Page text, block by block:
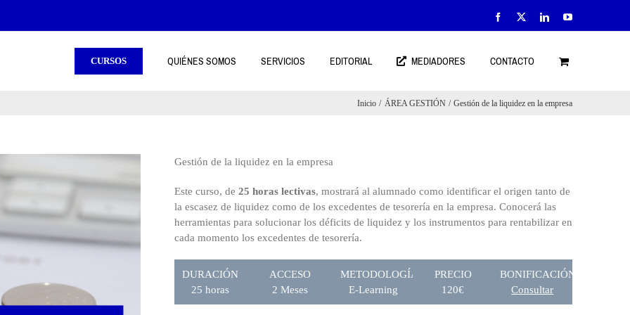
Facebook LinkedInYouTube
CURSOS QUIÉNES SOMOS SERVICIOS EDITORIAL MEDIADORES CONTACTO
Inicio ÁREA GESTIÓN Gestión de la liquidez en la empresa
Gestión de la liquidez en la empresa
Este curso, de 25 horas lectivas, mostrará al alumnado como identificar el origen tanto de
la escasez de liquidez como de los excedentes de tesorería en la empresa. Conocerá las
herramientas para solucionar los déficits de liquidez y los instrumentos para rentabilizar en
cada momento los excedentes de tesorería.
DURACIÓN
25 horas
ACCESO
2 Meses
METODOLOGÍA
E-Learning
PRECIO
120€
BONIFICACIÓN
Consultar